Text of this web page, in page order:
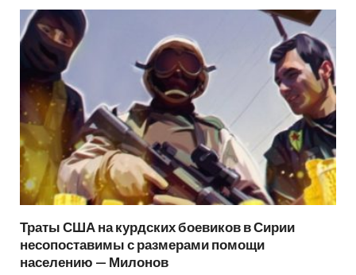
Траты США на курдских боевиков в Сирии
несопоставимы с размерами помощи
населению — Милонов